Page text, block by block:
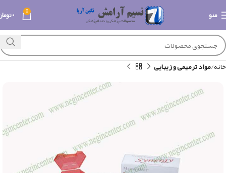
منو 0 ۰
خانه مواد ترمیمی و زیبایی